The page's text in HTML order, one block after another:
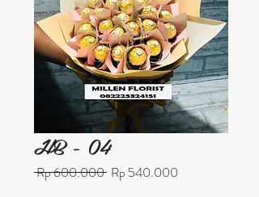
HB - 04
Rp 600.000 Harga
Rp 540.000